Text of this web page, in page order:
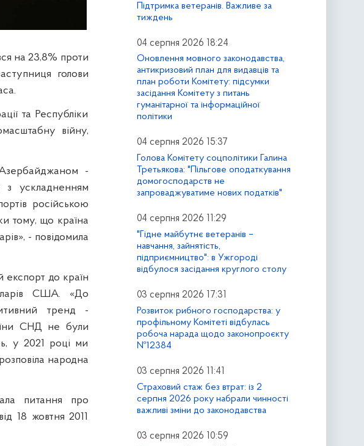
на 23,8% проти
голови
та Республіки
війну,
Азербайджаном -
ускладненням
російською
тому, що країна
- повідомила
експорт до країн
США. «До
тренд -
СНД не були
у 2021 році ми
народна
питання про
18 жовтня 2011
Підтримка ветеранів. Важливе за
тиждень
04 серпня 2026 18:24
Оновлення мовного законодавства,
антикризовий план для видавців та
план роботи Комітету: підсумки
засідання Комітету з питань
гуманітарної та інформаційної
політики
04 серпня 2026 15:37
Голова Комітету соцполітики Галина
Третьякова: "Пільгове оподаткування
домогосподарств не
запроваджуватиме нових податків"
04 серпня 2026 11:29
"Гідне майбутнє ветеранів –
навчання, зайнятість,
підприємництво": в Ужгороді
відбулося засідання круглого столу
03 серпня 2026 17:31
Розвиток рибного господарства: у
профільному Комітеті відбулась
робоча нарада щодо законопроєкту
№12384
03 серпня 2026 11:41
Страховий стаж без втрат: із 2
серпня 2026 року набрали чинності
важливі зміни до законодавства
03 серпня 2026 10:59